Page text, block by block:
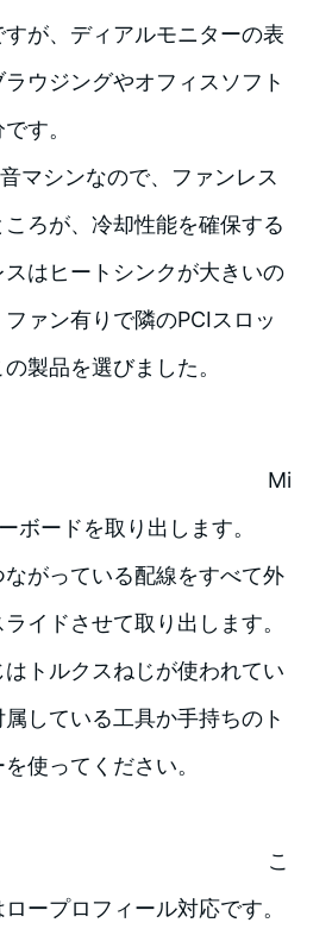
が、ディアルモニターの表
ウジングやオフィスソフト
す。
マシンなので、ファンレス
ろが、冷却性能を確保する
はヒートシンクが大きいの
ァン有りで隣のPCIスロッ
製品を選びました。
Mi
ボードを取り出します。
がっている配線をすべて外
イドさせて取り出します。
トルクスねじが使われてい
している工具か手持ちのト
使ってください。
こ
ープロフィール対応です。